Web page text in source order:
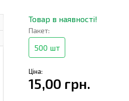
Товар в наявності!
Пакет:
500 шт
Ціна:
15,00 грн.